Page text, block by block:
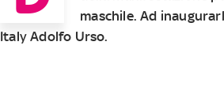
maschile. Ad
Italy Adolfo Urso.